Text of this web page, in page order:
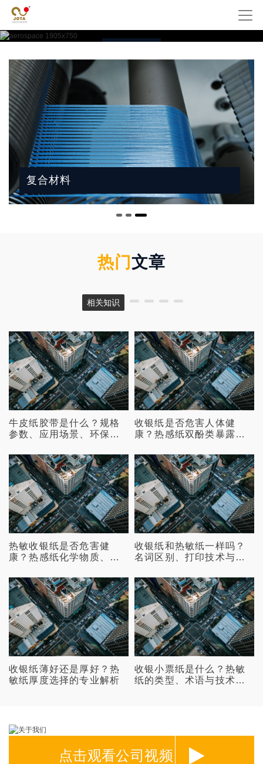
备一站式服务
复合材料
热门文章
相关知识
牛皮纸胶带是什么？规格
参数、应用场景、环保性
收银纸是否危害人体健
康？热感纸双酚类暴露、
析
热敏收银纸是否危害健
康？热感纸化学物质、暴
收银纸和热敏纸一样吗？
名词区别、打印技术与采
收银纸薄好还是厚好？热
敏纸厚度选择的专业解析
收银小票纸是什么？热敏
纸的类型、术语与技术区
点击观看公司视频